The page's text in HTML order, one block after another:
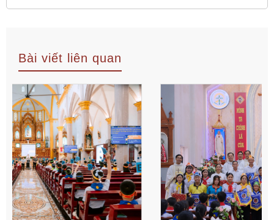
Bài viết liên quan